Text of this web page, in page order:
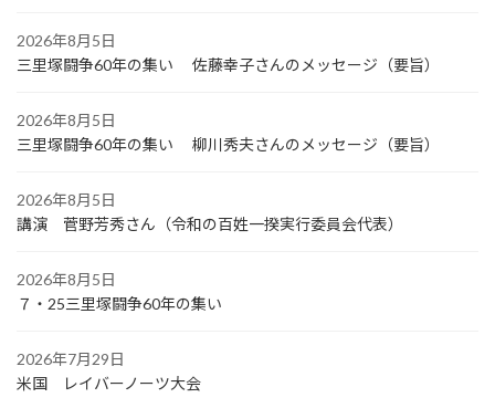
2026年8月5日
三里塚闘争60年の集い 佐藤幸子さんのメッセージ（要旨）
2026年8月5日
三里塚闘争60年の集い 柳川秀夫さんのメッセージ（要旨）
2026年8月5日
講演 菅野芳秀さん（令和の百姓一揆実行委員会代表）
2026年8月5日
７・25三里塚闘争60年の集い
2026年7月29日
米国 レイバーノーツ大会